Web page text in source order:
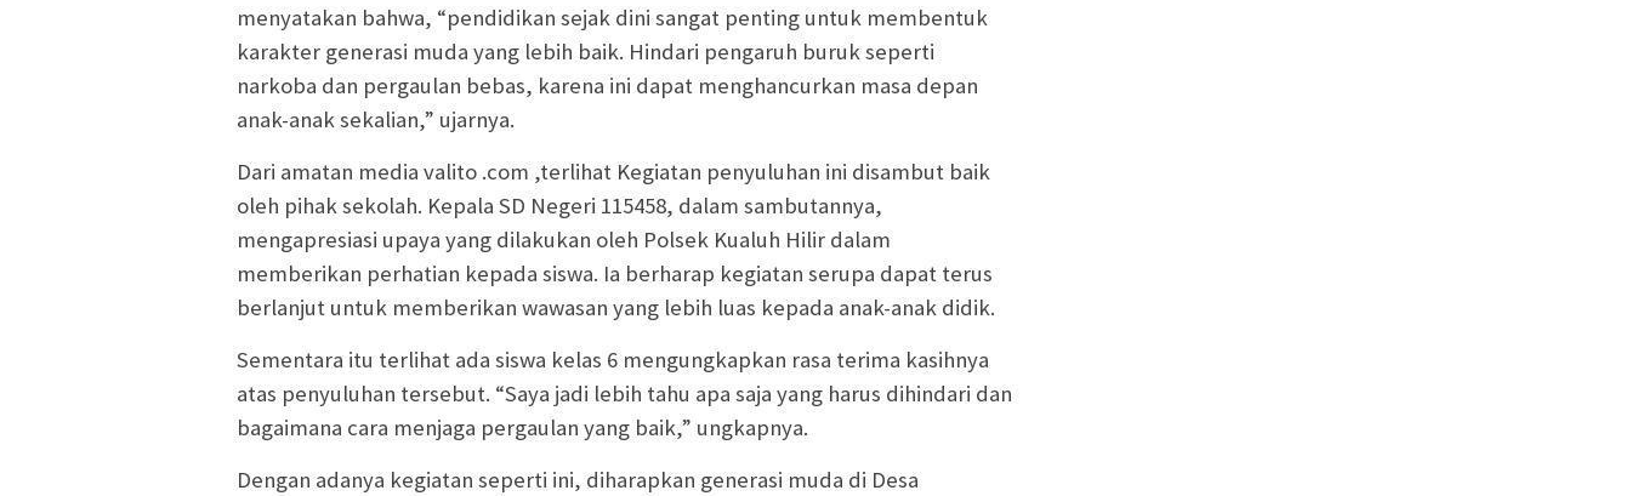
menyatakan bahwa, “pendidikan sejak dini sangat penting untuk membentuk
karakter generasi muda yang lebih baik. Hindari pengaruh buruk seperti
narkoba dan pergaulan bebas, karena ini dapat menghancurkan masa depan
anak-anak sekalian,” ujarnya.
Dari amatan media valito .com ,terlihat Kegiatan penyuluhan ini disambut baik
oleh pihak sekolah. Kepala SD Negeri 115458, dalam sambutannya,
mengapresiasi upaya yang dilakukan oleh Polsek Kualuh Hilir dalam
memberikan perhatian kepada siswa. Ia berharap kegiatan serupa dapat terus
berlanjut untuk memberikan wawasan yang lebih luas kepada anak-anak didik.
Sementara itu terlihat ada siswa kelas 6 mengungkapkan rasa terima kasihnya
atas penyuluhan tersebut. “Saya jadi lebih tahu apa saja yang harus dihindari dan
bagaimana cara menjaga pergaulan yang baik,” ungkapnya.
Dengan adanya kegiatan seperti ini, diharapkan generasi muda di Desa